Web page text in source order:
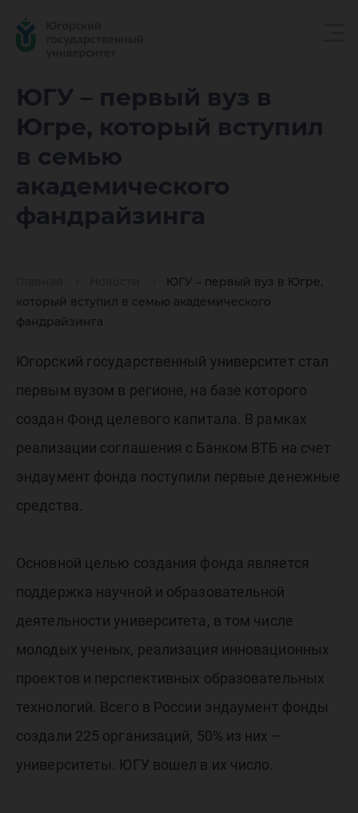
ЮГУ – первый вуз в
Югре, который вступил
в семью
академического
фандрайзинга
ЮГУ – первый вуз в Югре,
который вступил в семью академического
фандрайзинга
ЮГУ –
вуз в
который
вступил
семью
Югорский государственный университет стал
первым вузом в регионе, на базе которого
создан Фонд целевого капитала. В рамках
реализации соглашения с Банком ВТБ на счет
эндаумент фонда поступили первые денежные
средства.
Основной целью создания фонда является
поддержка научной и образовательной
деятельности университета, в том числе
молодых ученых, реализация инновационных
проектов и перспективных образовательных
технологий. Всего в России эндаумент фонды
создали 225 организаций, 50% из них –
университеты. ЮГУ вошел в их число.